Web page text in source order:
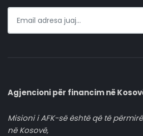
Agjencioni për financim në
Misioni i AFK-së është që të
në Kosovë,